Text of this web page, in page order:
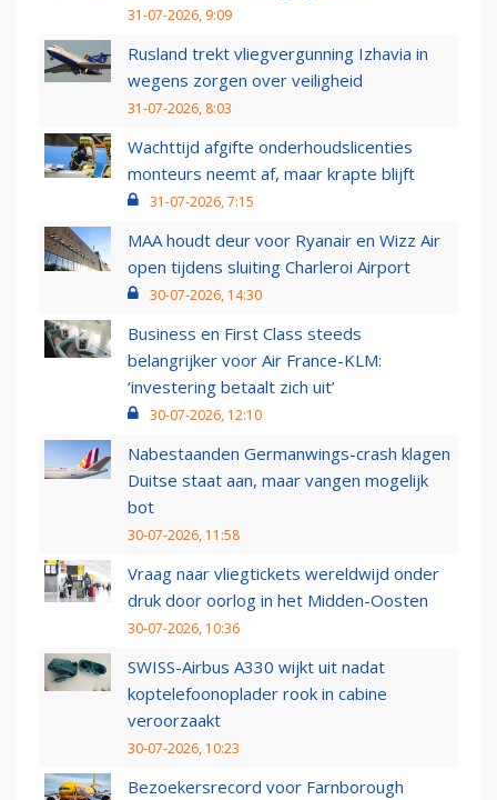
31-07-2026, 9:09
Rusland trekt vliegvergunning Izhavia in
wegens zorgen over veiligheid
31-07-2026, 8:03
Wachttijd afgifte onderhoudslicenties
monteurs neemt af, maar krapte blijft
31-07-2026, 7:15
MAA houdt deur voor Ryanair en Wizz Air
open tijdens sluiting Charleroi Airport
30-07-2026, 14:30
Business en First Class steeds
belangrijker voor Air France-KLM:
‘investering betaalt zich uit’
30-07-2026, 12:10
Nabestaanden Germanwings-crash klagen
Duitse staat aan, maar vangen mogelijk
bot
30-07-2026, 11:58
Vraag naar vliegtickets wereldwijd onder
druk door oorlog in het Midden-Oosten
30-07-2026, 10:36
SWISS-Airbus A330 wijkt uit nadat
koptelefoonoplader rook in cabine
veroorzaakt
30-07-2026, 10:23
Bezoekersrecord voor Farnborough